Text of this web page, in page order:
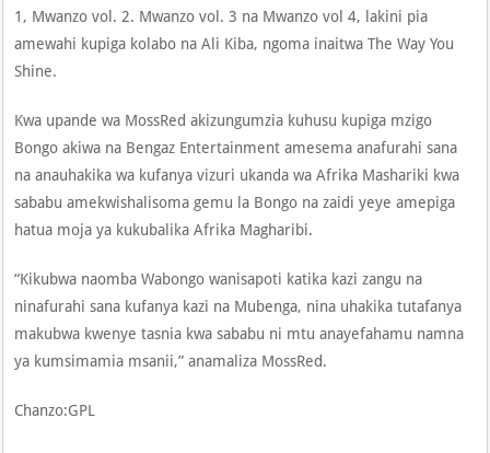
1, Mwanzo vol. 2. Mwanzo vol. 3 na Mwanzo vol 4, lakini pia
amewahi kupiga kolabo na Ali Kiba, ngoma inaitwa The Way You
Shine.
Kwa upande wa MossRed akizungumzia kuhusu kupiga mzigo
Bongo akiwa na Bengaz Entertainment amesema anafurahi sana
na anauhakika wa kufanya vizuri ukanda wa Afrika Mashariki kwa
sababu amekwishalisoma gemu la Bongo na zaidi yeye amepiga
hatua moja ya kukubalika Afrika Magharibi.
“Kikubwa naomba Wabongo wanisapoti katika kazi zangu na
ninafurahi sana kufanya kazi na Mubenga, nina uhakika tutafanya
makubwa kwenye tasnia kwa sababu ni mtu anayefahamu namna
ya kumsimamia msanii,” anamaliza MossRed.
Chanzo:GPL